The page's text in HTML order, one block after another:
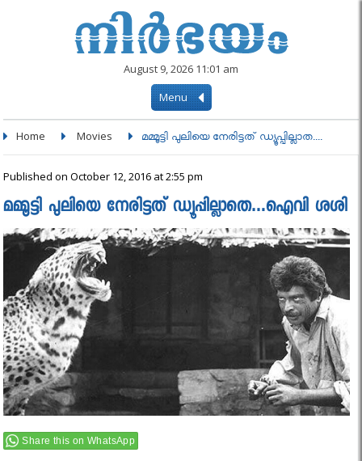
August 9, 2026 11:01 am
Menu
Home Movies മമ്മൂട്ടി പുലിയെ നേരിട്ടത് ഡ്യൂപ്പില്ലാത....
Published on October 12, 2016 at 2:55 pm
മമ്മൂട്ടി പുലിയെ നേരിട്ടത് ഡ്യൂപ്പില്ലാതെ…ഐവി ശശി
Share this on WhatsApp